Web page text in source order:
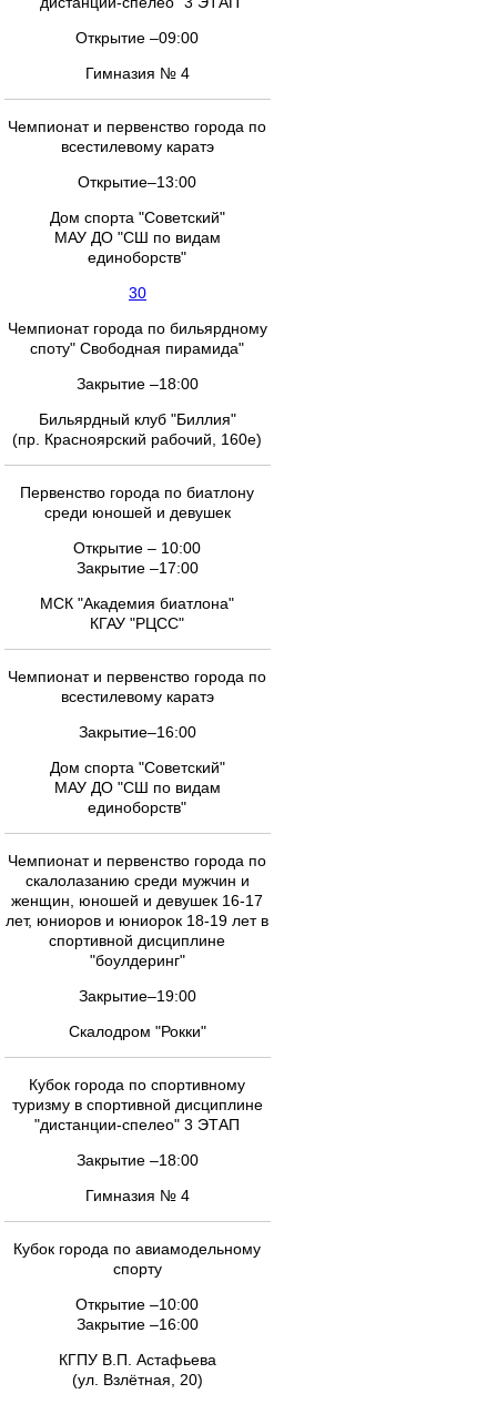
Открытие –09:00
Гимназия № 4
Чемпионат и первенство города по
всестилевому каратэ
Открытие–13:00
Дом спорта "Советский"
МАУ ДО "СШ по видам
единоборств"
30
Чемпионат города по бильярдному
споту" Свободная пирамида"
Закрытие –18:00
Бильярдный клуб "Биллия"
(пр. Красноярский рабочий, 160е)
Первенство города по биатлону
среди юношей и девушек
Открытие – 10:00
Закрытие –17:00
МСК "Академия биатлона"
КГАУ "РЦСС"
Чемпионат и первенство города по
всестилевому каратэ
Закрытие–16:00
Дом спорта "Советский"
МАУ ДО "СШ по видам
единоборств"
Чемпионат и первенство города по
скалолазанию среди мужчин и
женщин, юношей и девушек 16-17
лет, юниоров и юниорок 18-19 лет в
спортивной дисциплине
"боулдеринг"
Закрытие–19:00
Скалодром "Рокки"
Кубок города по спортивному
туризму в спортивной дисциплине
"дистанции-спелео" 3 ЭТАП
Закрытие –18:00
Гимназия № 4
Кубок города по авиамодельному
спорту
Открытие –10:00
Закрытие –16:00
КГПУ В.П. Астафьева
(ул. Взлётная, 20)